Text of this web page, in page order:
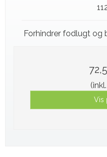
Forhindrer fodlugt og
Vis